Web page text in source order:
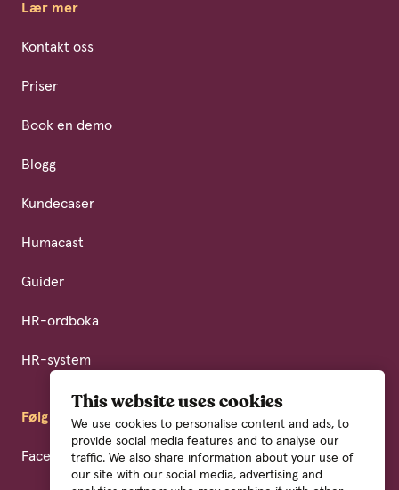
This website uses cookies
We use cookies to personalise content and ads, to
provide social media features and to analyse our
traffic. We also share information about your use of
our site with our social media, advertising and
Lær mer
Kontakt oss
Priser
Book en demo
Blogg
Kundecaser
Humacast
Guider
HR-ordboka
HR-system
Følg oss
Facebook